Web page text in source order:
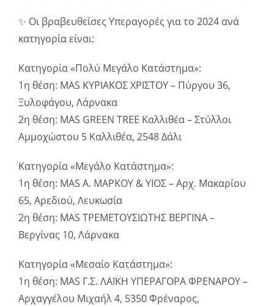
✨ Οι βραβευθείσες Υπεραγορές για το 2024 ανά
κατηγορία είναι:
Κατηγορία «Πολύ Μεγάλο Κατάστημα»:
1η θέση: MAS ΚΥΡΙΑΚΟΣ ΧΡΙΣΤΟΥ – Πύργου 36,
Ξυλοφάγου, Λάρνακα
2η θέση: MAS GREEN TREE Καλλιθέα – Στύλλοι
Αμμοχώστου 5 Καλλιθέα, 2548 Δάλι
Κατηγορία «Μεγάλο Κατάστημα»:
1η θέση: MAS Α. ΜΑΡΚΟΥ & ΥΙΟΣ – Αρχ. Μακαρίου
65, Αρεδιού, Λευκωσία
2η θέση: MAS ΤΡΕΜΕΤΟΥΣΙΩΤΗΣ ΒΕΡΓΙΝΑ –
Βεργίνας 10, Λάρνακα
Κατηγορία «Μεσαίο Κατάστημα»:
1η θέση: MAS Γ.Σ. ΛΑΪΚΗ ΥΠΕΡΑΓΟΡΑ ΦΡΕΝΑΡΟΥ –
Αρχαγγέλου Μιχαήλ 4, 5350 Φρέναρος,